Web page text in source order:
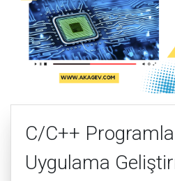
C/C++
Uygulama